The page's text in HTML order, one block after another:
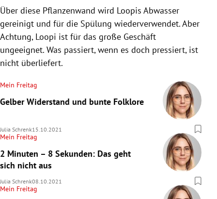
Über diese Pflanzenwand wird Loopis Abwasser
gereinigt und für die Spülung wiederverwendet. Aber
Achtung, Loopi ist für das große Geschäft
ungeeignet. Was passiert, wenn es doch pressiert, ist
nicht überliefert.
Mein Freitag
Gelber Widerstand und bunte Folklore
Julia Schrenk15.10.2021
Mein Freitag
2 Minuten – 8 Sekunden: Das geht
sich nicht aus
Julia Schrenk08.10.2021
Mein Freitag